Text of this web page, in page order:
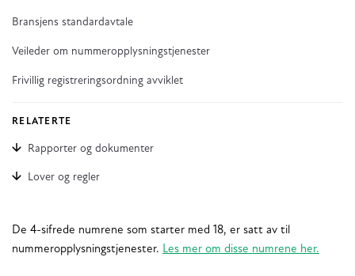
Bransjens standardavtale
Veileder om nummeropplysningstjenester
Frivillig registreringsordning avviklet
RELATERTE
Rapporter og dokumenter
Lover og regler
De 4-sifrede numrene som starter med 18, er satt av til
nummeropplysningstjenester. Les mer om disse numrene her.